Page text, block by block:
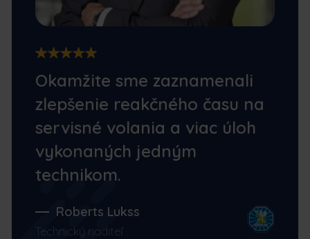
Okamžite sme zaznamenali
zlepšenie reakčného času na
servisné volania a viac úloh
vykonaných jedným
technikom.
Roberts Lukss
Technický riaditeľ